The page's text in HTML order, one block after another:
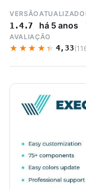
VERSÃO
1.4.7
ATUALIZADO
há 5 anos
AVALIAÇÃO
★★★★★
★★★★★ 4,33